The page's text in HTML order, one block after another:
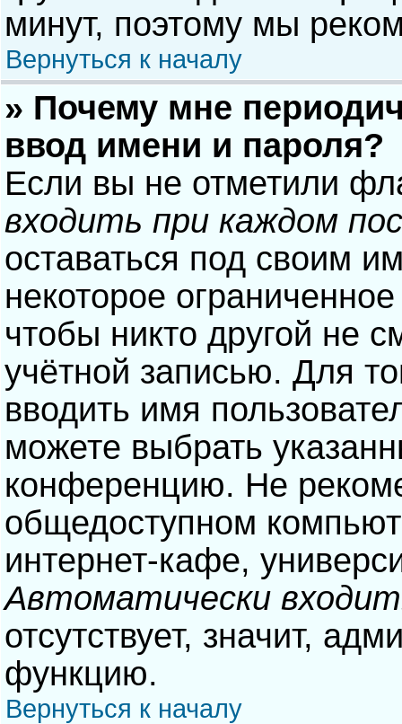
минут, поэтому мы
Вернуться к началу
» Почему мне
ввод имени и пароля?
Если вы не отметили
входить при каждом
оставаться под своим
некоторое
чтобы никто другой не
учётной записью. Для
вводить имя
можете выбрать
конференцию. Не
общедоступном
интернет-кафе,
Автоматически
отсутствует, значит,
функцию.
Вернуться к началу